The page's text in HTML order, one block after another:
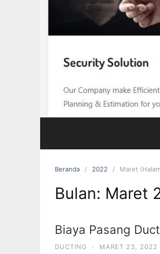
Beranda 2022 Maret
Bulan: Maret
Biaya Pasang
DUCTING · MARET 23, 2022